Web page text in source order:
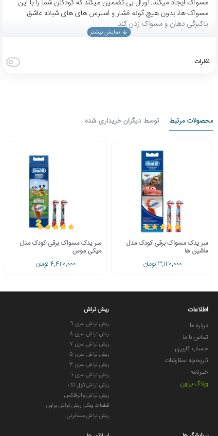
مسواک ایجاد میکند. اورال بی تضمین میکند که کودکان شما را با این
مسواک ها، بدون هیچ گونه فشار و استرس های های شبانه عاشق
پاکیزگی دهان و مسواک زدن کند.
نظرات
محصولات مرتبط توسط دیگران خریداری شده
سر یدک مسواک برقی کودک مدل
ماشین ها
3,120,000 تومان
سر یدک مسواک برقی کودک مدل
میکی موس
4,420,000 تومان
اطلاعات
درباره ما
تماس با ما
حساب کاربری
تاریخچه سفارشات
خبرنامه
وبلاگ براون
ریش تراش
ریش تراش سری 9
ریش تراش سری 8
ریش تراش سری 7
ریش تراش سری 5
ریش تراش سری 3
ریش تراش سری 1
ریش تراش کول تک
ریش تراش واترفلکس
قطعات یدکی ریش تراش براون
ریش تراش مسافرتی